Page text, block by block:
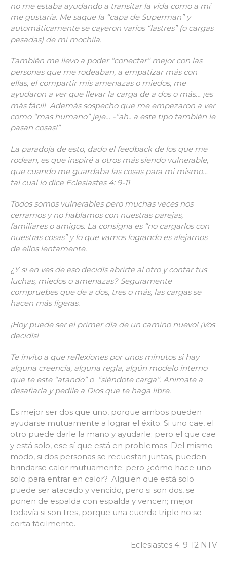
no me estaba ayudando a transitar la vida como a mí
me gustaría. Me saque la “capa de Superman” y
automáticamente se cayeron varios “lastres” (o cargas
pesadas) de mi mochila.
También me llevo a poder “conectar” mejor con las
personas que me rodeaban, a empatizar más con
ellas, el compartir mis amenazas o miedos, me
ayudaron a ver que llevar la carga de a dos o más… ¡es
más fácil! Además sospecho que me empezaron a ver
como “mas humano” jeje… -“ah.. a este tipo también le
pasan cosas!”
La paradoja de esto, dado el feedback de los que me
rodean, es que inspiré a otros más siendo vulnerable,
que cuando me guardaba las cosas para mi mismo…
tal cual lo dice Eclesiastes 4: 9-11
Todos somos vulnerables pero muchas veces nos
cerramos y no hablamos con nuestras parejas,
familiares o amigos. La consigna es “no cargarlos con
nuestras cosas” y lo que vamos logrando es alejarnos
de ellos lentamente.
¿Y si en ves de eso decidís abrirte al otro y contar tus
luchas, miedos o amenazas? Seguramente
compruebes que de a dos, tres o más, las cargas se
hacen más ligeras.
¡Hoy puede ser el primer día de un camino nuevo! ¡Vos
decidís!
Te invito a que reflexiones por unos minutos si hay
alguna creencia, alguna regla, algún modelo interno
que te este “atando” o “siéndote carga”. Animate a
desafiarla y pedile a Dios que te haga libre.
Es mejor ser dos que uno, porque ambos pueden
ayudarse mutuamente a lograr el éxito. Si uno cae, el
otro puede darle la mano y ayudarle; pero el que cae
y está solo, ese sí que está en problemas. Del mismo
modo, si dos personas se recuestan juntas, pueden
brindarse calor mutuamente; pero ¿cómo hace uno
solo para entrar en calor? Alguien que está solo
puede ser atacado y vencido, pero si son dos, se
ponen de espalda con espalda y vencen; mejor
todavía si son tres, porque una cuerda triple no se
corta fácilmente.
Eclesiastes 4: 9-12 NTV